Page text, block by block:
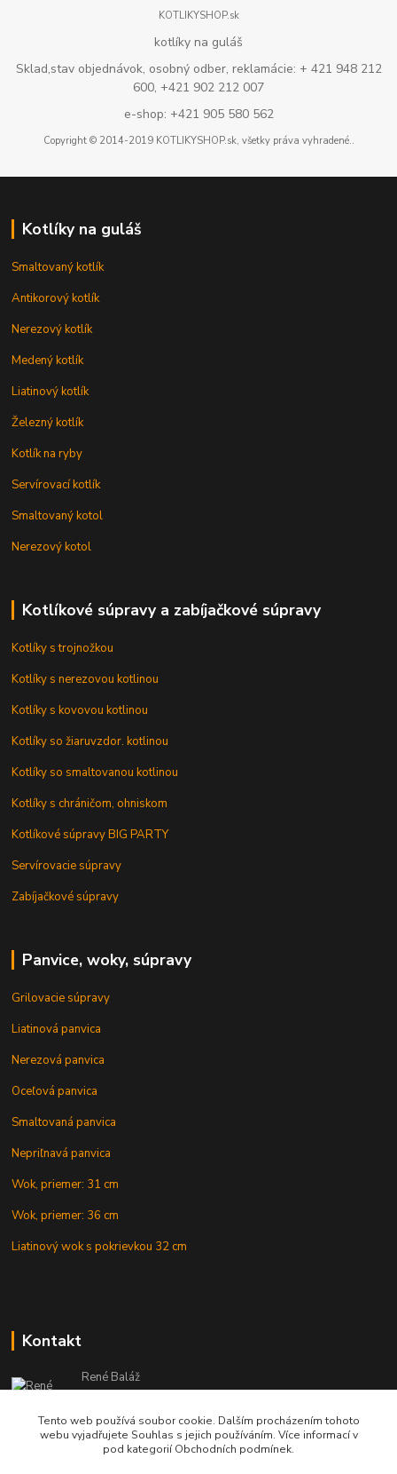
KOTLIKYSHOP.sk
kotlíky na guláš
Sklad,stav objednávok, osobný odber, reklamácie: + 421 948 212
600, +421 902 212 007
e-shop: +421 905 580 562
Copyright © 2014-2019 KOTLIKYSHOP.sk, všetky práva vyhradené..
Kotlíky na guláš
Smaltovaný kotlík
Antikorový kotlík
Nerezový kotlík
Medený kotlík
Liatinový kotlík
Železný kotlík
Kotlík na ryby
Servírovací kotlík
Smaltovaný kotol
Nerezový kotol
Kotlíkové súpravy a zabíjačkové súpravy
Kotlíky s trojnožkou
Kotlíky s nerezovou kotlinou
Kotlíky s kovovou kotlinou
Kotlíky so žiaruvzdor. kotlinou
Kotlíky so smaltovanou kotlinou
Kotlíky s chráničom, ohniskom
Kotlíkové súpravy BIG PARTY
Servírovacie súpravy
Zabíjačkové súpravy
Panvice, woky, súpravy
Grilovacie súpravy
Liatinová panvica
Nerezová panvica
Oceľová panvica
Smaltovaná panvica
Nepriľnavá panvica
Wok, priemer: 31 cm
Wok, priemer: 36 cm
Liatinový wok s pokrievkou 32 cm
Kontakt
René Baláž
Eshop: +421 902 212 007
od 8:00 - do 16:00 hod
info@kotlikyshop.sk
Tento web používá soubor cookie. Dalším procházením tohoto
webu vyjadřujete Souhlas s jejich používáním. Více informací v
pod kategorií Obchodních podmínek.